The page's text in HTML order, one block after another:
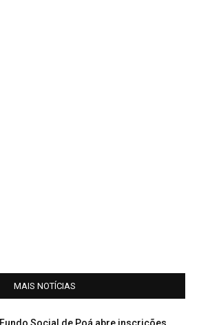
MAIS NOTÍCIAS